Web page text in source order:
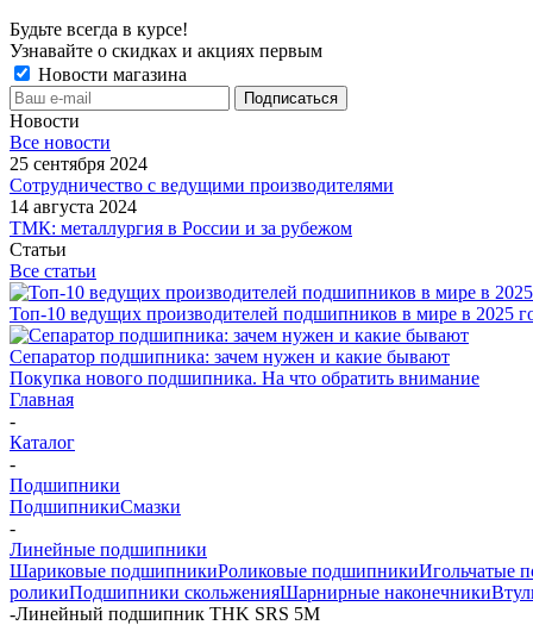
Будьте всегда в курсе!
Узнавайте о скидках и акциях первым
Новости магазина
Новости
Все новости
25 сентября 2024
Сотрудничество с ведущими производителями
14 августа 2024
ТМК: металлургия в России и за рубежом
Статьи
Все статьи
Топ-10 ведущих производителей подшипников в мире в 2025
Сепаратор подшипника: зачем нужен и какие бывают
Покупка нового подшипника. На что обратить внимание
Главная
-
Каталог
-
Подшипники
ПодшипникиСмазки
-
Линейные подшипники
Шариковые подшипникиРоликовые подшипникиИгольчатые
роликиПодшипники скольженияШарнирные наконечники
-Линейный подшипник THK SRS 5M